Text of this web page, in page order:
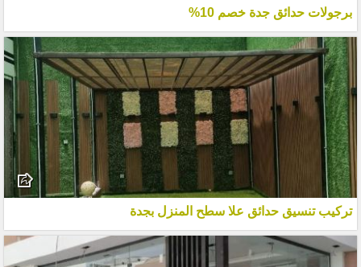
برجولات حدائق جدة خصم 10%
تركيب تنسيق حدائق علا سطح المنزل بجدة